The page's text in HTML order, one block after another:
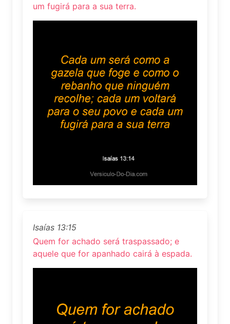
um fugirá para a sua terra.
Isaías 13:15
Quem for achado será traspassado; e
aquele que for apanhado cairá à espada.